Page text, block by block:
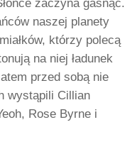
zaczyna gasnąć.
naszej planety
którzy polecą
na niej ładunek
przed sobą nie
wystąpili Cillian
Rose Byrne i